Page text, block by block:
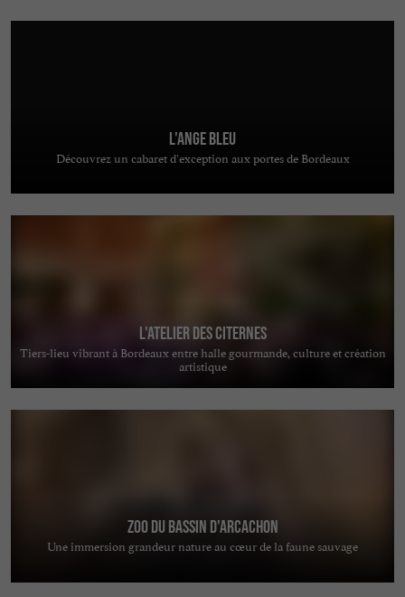
L'Ange Bleu
Découvrez un cabaret d’exception aux portes de Bordeaux
L'Atelier des Citernes
Tiers-lieu vibrant à Bordeaux entre halle gourmande, culture et création
artistique
Zoo du Bassin d'Arcachon
Une immersion grandeur nature au cœur de la faune sauvage